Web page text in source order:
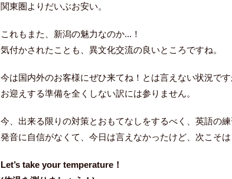
関東圏よりだいぶお安い。
これもまた、新潟の魅力なのか...！
気付かされたことも、異文化交流の良いところですね。
今は国内外のお客様にぜひ来てね！とは言えない状況です
お迎えする準備を全くしない訳には参りません。
今、出来る限りの対策とおもてなしをするべく、英語の練
発音に自信がなくて、今日は言えなかったけど、次こそは
Let’s take your temperature！